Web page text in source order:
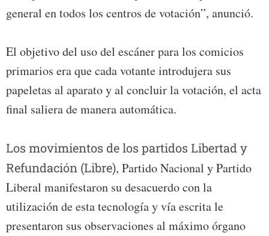
general en todos los centros de votación”, anunció.
El objetivo del uso del escáner para los comicios
primarios era que cada votante introdujera sus
papeletas al aparato y al concluir la votación, el acta
final saliera de manera automática.
Los movimientos de los partidos Libertad y
Refundación (Libre), Partido Nacional y Partido
Liberal manifestaron su desacuerdo con la
utilización de esta tecnología y vía escrita le
presentaron sus observaciones al máximo órgano